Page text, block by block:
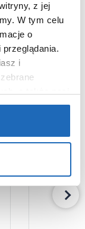
z jej
W tym celu
o
i
„Tylko
że
wpływ na
plików
Jeśli chcesz